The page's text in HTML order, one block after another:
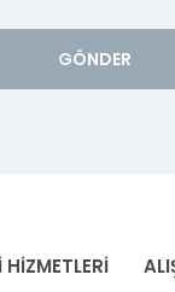
GÖNDER
HİZMETLERİ